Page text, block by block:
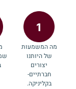
מה המשמעות
של היותנו
יצורים
חברתיים-
בקליניקה.